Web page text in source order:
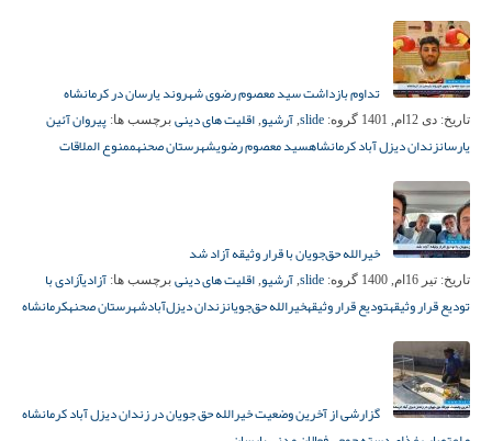
تداوم بازداشت سید معصوم رضوی شهروند یارسان در کرمانشاه
تاریخ: دی 12ام, 1401 گروه: slide
, آرشیو, اقلیت های دینی برچسب ها: پیروان آئین
یارسانزندان دیزل آباد کرمانشاهسید معصوم رضویشهرستان صحنهممنوع الملاقات
خیرالله حق‌جویان با قرار وثیقه آزاد شد
تاریخ: تیر 16ام, 1400 گروه: slide
, آرشیو, اقلیت های دینی برچسب ها: آزادیآزادی با
تودیع قرار وثیقهتودیع قرار وثیقهخیرالله حق‌جویانزندان دیزل‌آبادشهرستان صحنهکرمانشاه
گزارشی از آخرین وضعیت خیرالله حق جویان در زندان دیزل آباد کرمانشاه